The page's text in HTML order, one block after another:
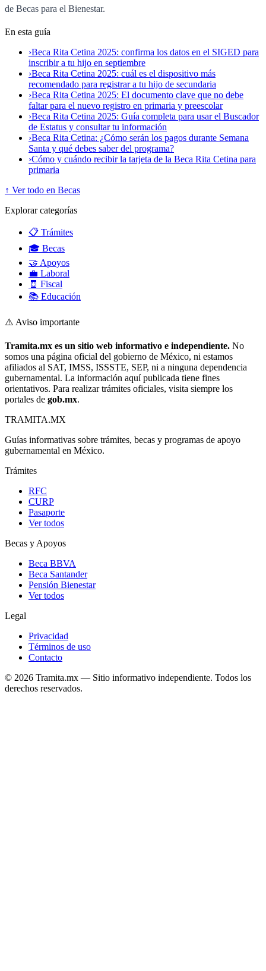
de Becas para el Bienestar.
En esta guía
›Beca Rita Cetina 2025: confirma los datos en el SIGED para
inscribir a tu hijo en septiembre
›Beca Rita Cetina 2025: cuál es el dispositivo más
recomendado para registrar a tu hijo de secundaria
›Beca Rita Cetina 2025: El documento clave que no debe
faltar para el nuevo registro en primaria y preescolar
›Beca Rita Cetina 2025: Guía completa para usar el Buscador
de Estatus y consultar tu información
›Beca Rita Cetina: ¿Cómo serán los pagos durante Semana
Santa y qué debes saber del programa?
›Cómo y cuándo recibir la tarjeta de la Beca Rita Cetina para
primaria
↑ Ver todo en Becas
Explorar categorías
📋 Trámites
🎓 Becas
🤝 Apoyos
💼 Laboral
🧾 Fiscal
📚 Educación
⚠️ Aviso importante
Tramita.mx es un sitio web informativo e independiente. No
somos una página oficial del gobierno de México, ni estamos
afiliados al SAT, IMSS, ISSSTE, SEP, ni a ninguna dependencia
gubernamental. La información aquí publicada tiene fines
orientativos. Para realizar trámites oficiales, visita siempre los
portales de gob.mx.
TRAMITA.MX
Guías informativas sobre trámites, becas y programas de apoyo
gubernamental en México.
Trámites
RFC
CURP
Pasaporte
Ver todos
Becas y Apoyos
Beca BBVA
Beca Santander
Pensión Bienestar
Ver todos
Legal
Privacidad
Términos de uso
Contacto
© 2026 Tramita.mx — Sitio informativo independiente. Todos los
derechos reservados.